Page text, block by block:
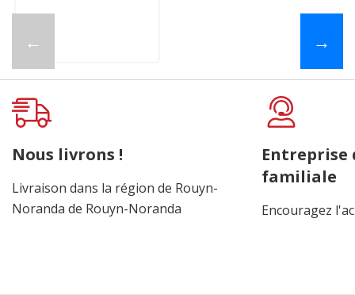
← →
Nous livrons !
Livraison dans la région de Rouyn-
Noranda de Rouyn-Noranda
Entreprise
familiale
Encouragez